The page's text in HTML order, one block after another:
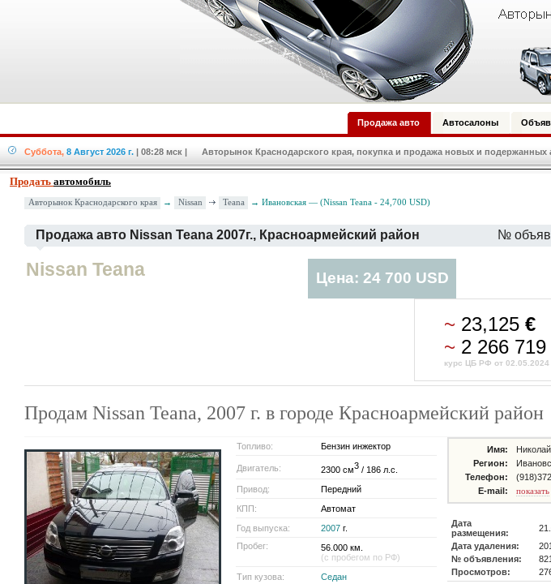
Продажа авто Автосалоны
Суббота, 8 Август 2026 г. | 08:28 мск | Авторынок Краснодарского края, покупка и продажа новых и подержанных
Продать автомобиль
Авторынок Краснодарского края → Nissan Teana → Ивановская — (Nissan Teana - 24,700 USD)
Продажа авто Nissan Teana 2007г., Красноармейский район №
Nissan Teana Цена: 24 700 USD
~ 23,125€
~ 2 266 719
курс ЦБ РФ от 02.05.2024
Продам Nissan Teana, 2007 г. в городе Красноармейский район
Топливо: Бензин инжектор
Двигатель: 2300 см3 / 186 л.с.
Привод:
Передний
КПП:
Автомат
Год выпуска:
2007 г.
Пробег:
56.000 км.
(с пробегом по РФ)
Тип кузова:
Седан
Имя:
Николай
Регион:
Телефон:
E-mail:
показать
Дата
размещения:
Дата удаления:
№ объявления:
Просмотров: